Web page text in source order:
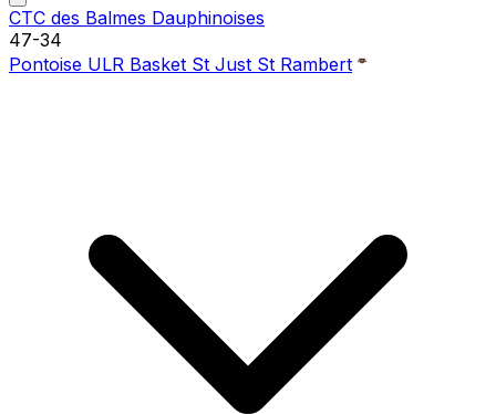
CTC des Balmes Dauphinoises
47-34
Pontoise ULR Basket St Just St Rambert